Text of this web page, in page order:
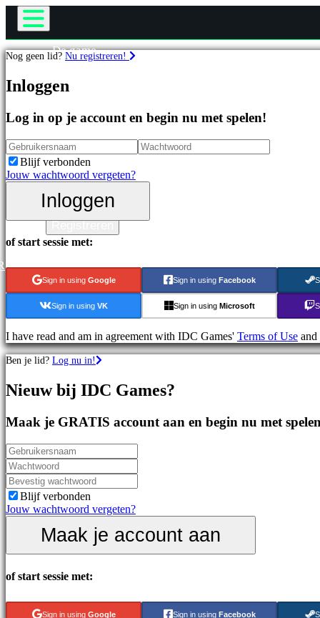
Uitgelichte
games
Nieuwe
uitgaven
Gratis
te
Categorieën
Adventuregames
MMO-
games
RPG-
Sportspellen
Schietspellen
Racing
Casual
Indie
Simulation
games
Puzzle
games
Fighting
games
Gemeenschap
In-
De game
Gameplay
Nieuws
Handleidingen
Ondersteuning
Forums
Winkel
Inloggen
Registreren
Nog geen lid? Nu registreren!
Inloggen
Log in op je account en begin nu met spelen!
Blijf verbonden
Jouw wachtwoord vergeten?
Inloggen
of start sessie met:
Sign in using Google Sign in using Facebook
Sign in using VK Sign in using Microsoft
I have read and am in agreement with IDC Games' Terms of Use and
Ben je lid? Log nu in!
Nieuw bij IDC Games?
Maak je GRATIS account aan en begin nu met
Blijf verbonden
Jouw wachtwoord vergeten?
Maak je account aan
of start sessie met:
Sign in using Google Sign in using Facebook